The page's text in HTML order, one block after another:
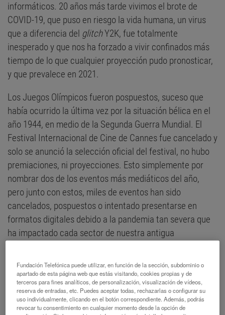
informáticos. 20 años más tarde vivimos el brote de
COVID-19, que puso en riesgo la vida humana, un virus
que a diferencia del glitchY2K, fue totalmente
inesperado y que nos ha forzado a vivir confinados más
tiempo de lo que cualquier proyección pudo pronosticar,
y que prevalece en 2021.
Los Juegos Olímpicos fueron pospuestos, suceso que
había ocurrido la última vez por la situación bélica en el
año 1944, en medio de la Segunda Guerra Mundial. El
Festival Internacional de Cine de Cannes fue cancelado y
solo se anunció la selección oficial del festival, no hubo
premiaciones, ni proyecciones. Esto simplemente por
nombrar dos de los eventos más mediáticos del año,
pero junto con estos, miles de eventos han sido
cancelados, pospuestos o intentado presentarse en
formatos digitales debido a la pandemia tan severa que
ha impactado cada sector de nuestra antigua
del 2020? ¿Hacia dónde vamos?
El avance tecnológico nunca ha parado, pero 2020
aceleró muchos de los procesos industrio-tecnológicos,
impactando directamente en la educación, la cultura, el
Fundación Telefónica puede utilizar, en función de la sección, subdominio o
apartado de esta página web que estás visitando, cookies propias y de
terceros para fines analíticos, de personalización, visualización de vídeos,
reserva de entradas, etc. Puedes aceptar todas, rechazarlas o configurar su
uso individualmente, clicando en el botón correspondiente. Además, podrás
revocar tu consentimiento en cualquier momento desde la opción de